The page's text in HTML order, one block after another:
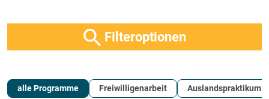
Filteroptionen
alle Programme Freiwilligenarbeit Auslandspraktikum